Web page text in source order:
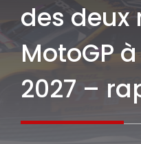
des deux
MotoGP
2027 –